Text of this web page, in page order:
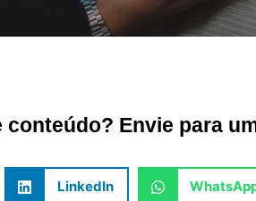
conteúdo? Envie para
LinkedIn